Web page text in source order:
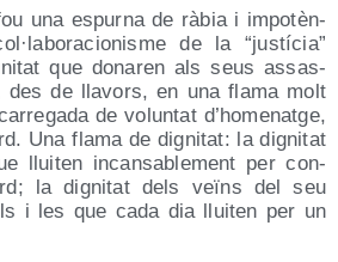
una espur­na de ràbia i impo­tèn­
de la “jus­tí­cia”
que dona­ren als seus assas­
des de lla­vors, en una fla­ma molt
de volun­tat d’ho­me­nat­ge,
Una fla­ma de dig­ni­tat: la dig­ni­tat
llui­ten incan­sa­ble­ment per con­
la dig­ni­tat dels veïns del seu
i les que cada dia llui­ten per un